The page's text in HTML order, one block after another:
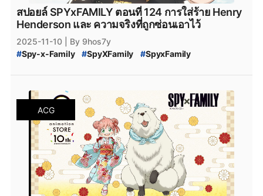
SPYxFAMILY_งด #SPYxFAMILY_หยุดพัก
#SPYxFAMILY_ผู้เขียน # สปอยล์_SPYxFAMILY
# สปอยล์_SPY_FAMILY
สปอยล์ SPYxFAMILY ตอนที่ 124 การใส่ร้าย Henry
Henderson และ ความจริงที่ถูกซ่อนเอาไว้
2025-11-10
| By 9hos7y
#Spy-x-Family #SpyXFamily #SpyxFamily
สปาย_x_แฟมิลี่_124
#SPY_x_FAMILY_Manga
SPY_x_FAMILY_มังงะ
SPY_x_FAMILY_MANGA_Plus
manga #MangaPlus #MANGA_Plus #สปาย_×_แฟมิลี
สปายแฟมิลี่ # สนธยา #สายลับ #การ์ตูนสายลับ #มังงะ
มังกะ #หนังสือการ์ตูน #Bilbili
bilibili
SPY_x_Family_125 #สปายแฟมิลี่_125
สปาย_x_แฟมิลี่_125 #SPY_x_Family_ตอนล่าสุด
สปายแฟมิลี่_ตอนล่าสุด #สปาย_x_แฟมิลี่_ตอนล่าสุด
ACG